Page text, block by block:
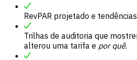
RevPAR projetado e
Trilhas de auditoria que
alterou uma tarifa e por quê.